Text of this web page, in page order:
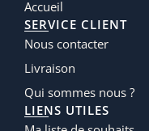
Accueil
SERVICE CLIENT
Nous contacter
Livraison
Qui sommes nous ?
LIENS UTILES